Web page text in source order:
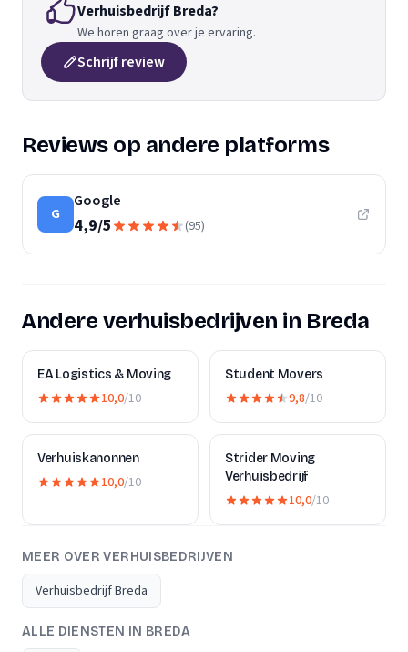
Verhuisbedrijf Breda?
We horen graag over je ervaring.
Schrijf review
Reviews op andere platforms
G
Google
4,9/5 (95)
Andere verhuisbedrijven in Breda
EA Logistics & Moving
10,0/10
Student Movers
9,8/10
Verhuiskanonnen
10,0/10
Strider Moving
Verhuisbedrijf
10,0/10
MEER OVER VERHUISBEDRIJVEN
Verhuisbedrijf Breda
ALLE DIENSTEN IN BREDA